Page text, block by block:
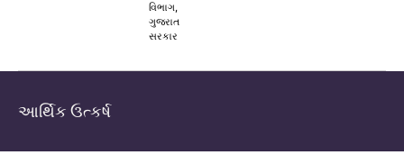
વિભાગ,
ગુજરાત
સરકાર
આર્થિક ઉત્કર્ષ